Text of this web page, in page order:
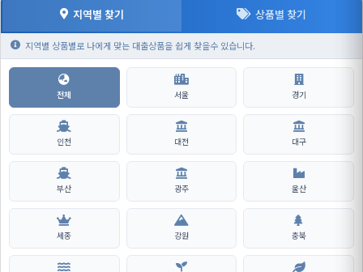
지역별 찾기 상품별 찾기
지역별 상품별로 나에게 맞는 대출상품을 쉽게 찾을수 있습니다.
전체 서울 경기
인천 대전 대구
부산 광주 울산
세종 강원 충북